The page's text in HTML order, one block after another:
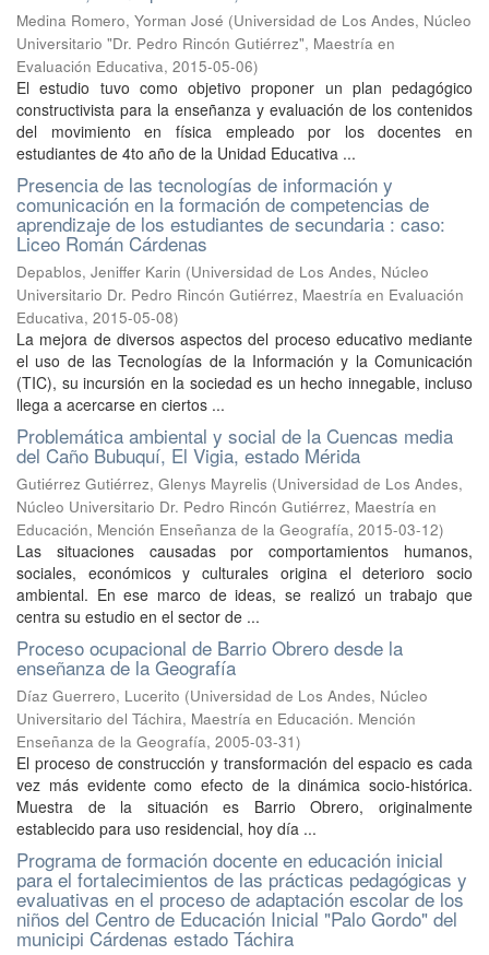
Medina Romero, Yorman José (Universidad de Los Andes, Núcleo
Universitario "Dr. Pedro Rincón Gutiérrez", Maestría en
Evaluación Educativa, 2015-05-06)
El estudio tuvo como objetivo proponer un plan pedagógico
constructivista para la enseñanza y evaluación de los contenidos
del movimiento en física empleado por los docentes en
estudiantes de 4to año de la Unidad Educativa ...
Presencia de las tecnologías de información y
comunicación en la formación de competencias de
aprendizaje de los estudiantes de secundaria : caso:
Liceo Román Cárdenas
Depablos, Jeniffer Karin (Universidad de Los Andes, Núcleo
Universitario Dr. Pedro Rincón Gutiérrez, Maestría en Evaluación
Educativa, 2015-05-08)
La mejora de diversos aspectos del proceso educativo mediante
el uso de las Tecnologías de la Información y la Comunicación
(TIC), su incursión en la sociedad es un hecho innegable, incluso
llega a acercarse en ciertos ...
Problemática ambiental y social de la Cuencas media
del Caño Bubuquí, El Vigia, estado Mérida
Gutiérrez Gutiérrez, Glenys Mayrelis (Universidad de Los Andes,
Núcleo Universitario Dr. Pedro Rincón Gutiérrez, Maestría en
Educación, Mención Enseñanza de la Geografía, 2015-03-12)
Las situaciones causadas por comportamientos humanos,
sociales, económicos y culturales origina el deterioro socio
ambiental. En ese marco de ideas, se realizó un trabajo que
centra su estudio en el sector de ...
Proceso ocupacional de Barrio Obrero desde la
enseñanza de la Geografía
Díaz Guerrero, Lucerito (Universidad de Los Andes, Núcleo
Universitario del Táchira, Maestría en Educación. Mención
Enseñanza de la Geografía, 2005-03-31)
El proceso de construcción y transformación del espacio es cada
vez más evidente como efecto de la dinámica socio-histórica.
Muestra de la situación es Barrio Obrero, originalmente
establecido para uso residencial, hoy día ...
Programa de formación docente en educación inicial
para el fortalecimientos de las prácticas pedagógicas y
evaluativas en el proceso de adaptación escolar de los
niños del Centro de Educación Inicial "Palo Gordo" del
municipi Cárdenas estado Táchira